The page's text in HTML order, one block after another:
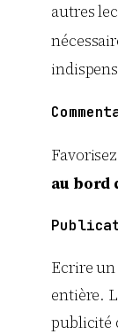
autres
au bord
Ecrire un
entière.
publicité